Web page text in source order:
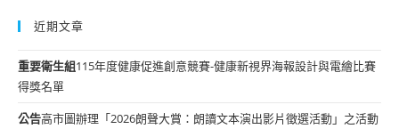
近期文章
重要衛生組115年度健康促進創意競賽-健康新視界海報設計與電繪比賽
得獎名單
公告高市圖辦理「2026朗聲大賞：朗讀文本演出影片徵選活動」之活動